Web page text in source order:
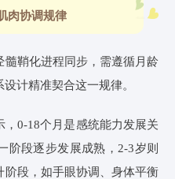
肉协调规律
鞘化进程同步，需遵循月龄
计精准契合这一规律。
，0-18个月是感统能力发展关
阶段逐步发展成熟，2-3岁则
阶段，如手眼协调、身体平衡